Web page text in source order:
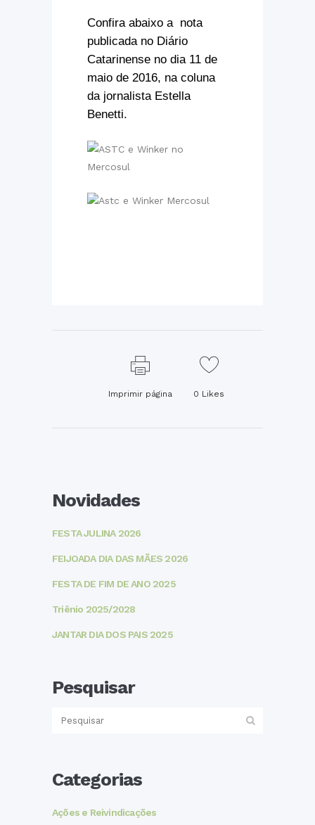
Confira abaixo a nota
publicada no Diário
Catarinense no dia 11 de
maio de 2016, na coluna
da jornalista Estella
Benetti.
Imprimir página 0 Likes
Novidades
FESTA JULINA 2026
FEIJOADA DIA DAS MÃES 2026
FESTA DE FIM DE ANO 2025
Triênio 2025/2028
JANTAR DIA DOS PAIS 2025
Pesquisar
Categorias
Ações e Reivindicações